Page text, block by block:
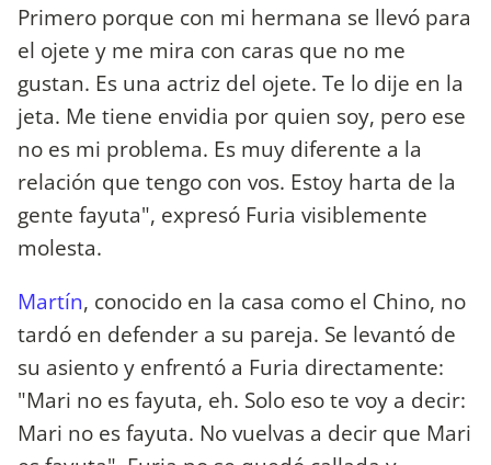
Primero porque con mi hermana se llevó para
el ojete y me mira con caras que no me
gustan. Es una actriz del ojete. Te lo dije en la
jeta. Me tiene envidia por quien soy, pero ese
no es mi problema. Es muy diferente a la
relación que tengo con vos. Estoy harta de la
gente fayuta", expresó Furia visiblemente
molesta.
Martín, conocido en la casa como el Chino, no
tardó en defender a su pareja. Se levantó de
su asiento y enfrentó a Furia directamente:
"Mari no es fayuta, eh. Solo eso te voy a decir:
Mari no es fayuta. No vuelvas a decir que Mari